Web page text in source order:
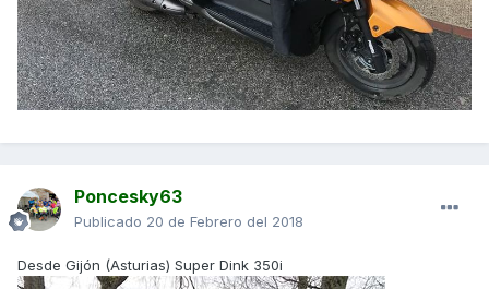
Poncesky63
Publicado 20 de Febrero del 2018
Desde Gijón (Asturias) Super Dink 350i